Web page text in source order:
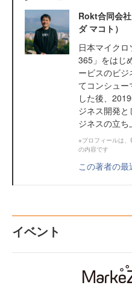
Rokt合同会
ダ マコト）
日本マイク
365」をはじ
ービスのビ
てコンシュ
した後、
ジネス開発
ジネスの立ち
※プロフィールは
の内容です
この著者の
イベント